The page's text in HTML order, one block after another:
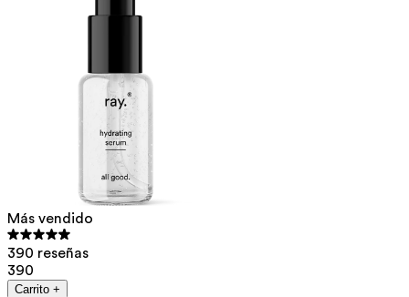
Más vendido
390 reseñas
390
Carrito +